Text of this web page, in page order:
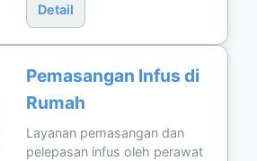
Detail
Pemasangan Infus di
Rumah
Layanan pemasangan dan
pelepasan infus oleh perawat